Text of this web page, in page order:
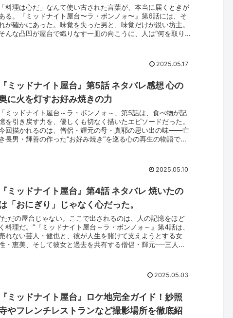
「料理は心だ」なんて使い古された言葉が、本当に届くときが
る。『ミッドナイト屋台〜ラ・ボンノォ〜』第6話には、そ
が確かにあった。味覚を失った男と、味覚だけが鋭い坊主。
んな凸凹が屋台で織りなす一皿の向こうに、人は“何を取り
ラマなんかじゃない。「食べること」と「生きること」が重な
る瞬間、その丼の奥には確かに「涙の出どころ」があった。
2025.05.17
『ミッドナイト屋台』第5話 ネタバレ感想 心の
に火を灯すお好み焼きの力
「ミッドナイト屋台～ラ・ボンノォ～」第5話は、食べ物が記
を引き戻す力を、優しくも切なく描いたエピソードだった。
回描かれるのは、僧侶・輝元の母・真耶の思い出の味——亡
き長男・輝善の作った“お好み焼き”を巡る心の再生の物語であ
2025.05.10
『ミッドナイト屋台』第4話 ネタバレ 焼いたの
「おにぎり」じゃなく心だった。
ただの屋台じゃない。ここで出されるのは、人の記憶をほど
く料理だ。”『ミッドナイト屋台～ラ・ボンノォ～』第4話は、
れない芸人・健也と、彼が人生を賭けて支えようとする女
・恵美、そして彼女と過去を共有する僧侶・輝元──三人の
た料理は、どこか懐かしくて、そして苦い。でも、だからこ
そ、人の心にやさしく火を灯す。この記事では、第4話の核心
で語り尽くす。ネタバレ込みでお届けする、あの夜の記憶のレ
ートだ。
2025.05.03
『ミッドナイト屋台』ロケ地完全ガイド！妙照
やフレンチレストランなど撮影場所を徹底紹